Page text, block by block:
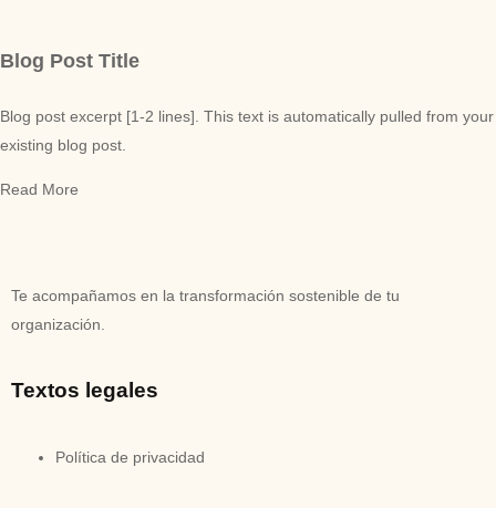
Blog Post Title
Blog post excerpt [1-2 lines]. This text is automatically pulled from your
existing blog post.
Read More
Te acompañamos en la transformación sostenible de tu
organización.
Textos legales
Política de privacidad